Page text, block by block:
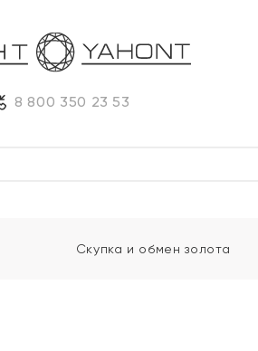
8 800 350 23 53
Скупка и обмен золота